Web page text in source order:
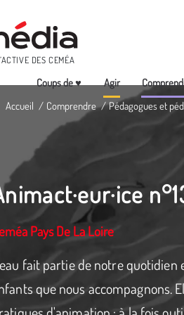
DES CEMÉA
Menu
Coups de ♥ Agir
Accueil Comprendre Pédagogues et
Pays De La Loire
fait partie de notre quotidien
que nous accompagnons.